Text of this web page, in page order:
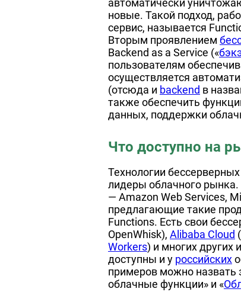
автоматически
новые. Такой подход,
сервис, называется
Вторым проявлением
Backend as a Service («
пользователям
осуществляется
(отсюда и backend в
также обеспечить
данных, поддержки
Что доступно на
Технологии
лидеры облачного рынка.
— Amazon Web Services,
предлагающие такие
Functions. Есть свои
OpenWhisk), Alibaba Cloud
Workers) и многих других
доступны и у российских
примеров можно назвать
облачные функции» и «